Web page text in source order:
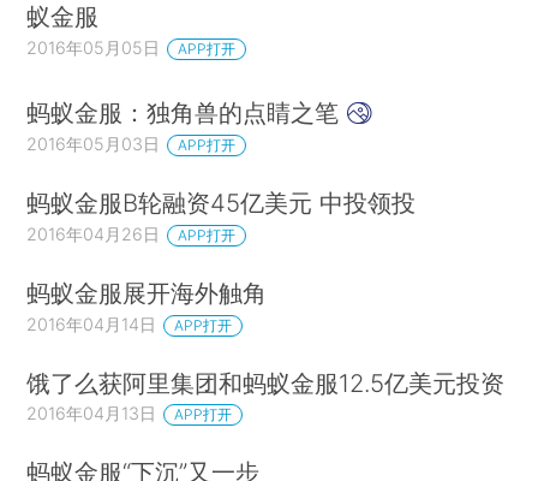
蚁金服
2016年05月05日 APP打开
蚂蚁金服：独角兽的点睛之笔
2016年05月03日 APP打开
蚂蚁金服B轮融资45亿美元 中投领投
2016年04月26日 APP打开
蚂蚁金服展开海外触角
2016年04月14日 APP打开
饿了么获阿里集团和蚂蚁金服12.5亿美元投资
2016年04月13日 APP打开
蚂蚁金服“下沉”又一步